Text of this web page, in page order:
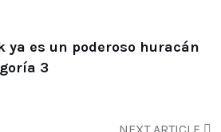
ya es un poderoso huracán
3